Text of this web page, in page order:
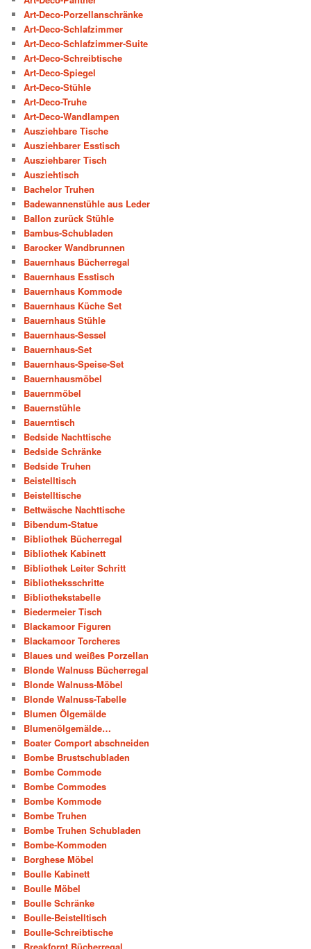
Art-Deco-Porzellanschränke
Art-Deco-Schlafzimmer
Art-Deco-Schlafzimmer-Suite
Art-Deco-Schreibtische
Art-Deco-Spiegel
Art-Deco-Stühle
Art-Deco-Truhe
Art-Deco-Wandlampen
Ausziehbare Tische
Ausziehbarer Esstisch
Ausziehbarer Tisch
Ausziehtisch
Bachelor Truhen
Badewannenstühle aus Leder
Ballon zurück Stühle
Bambus-Schubladen
Barocker Wandbrunnen
Bauernhaus Bücherregal
Bauernhaus Esstisch
Bauernhaus Kommode
Bauernhaus Küche Set
Bauernhaus Stühle
Bauernhaus-Sessel
Bauernhaus-Set
Bauernhaus-Speise-Set
Bauernhausmöbel
Bauernmöbel
Bauernstühle
Bauerntisch
Bedside Nachttische
Bedside Schränke
Bedside Truhen
Beistelltisch
Beistelltische
Bettwäsche Nachttische
Bibendum-Statue
Bibliothek Bücherregal
Bibliothek Kabinett
Bibliothek Leiter Schritt
Bibliotheksschritte
Bibliothekstabelle
Biedermeier Tisch
Blackamoor Figuren
Blackamoor Torcheres
Blaues und weißes Porzellan
Blonde Walnuss Bücherregal
Blonde Walnuss-Möbel
Blonde Walnuss-Tabelle
Blumen Ölgemälde
Blumenölgemälde…
Boater Comport abschneiden
Bombe Brustschubladen
Bombe Commode
Bombe Commodes
Bombe Kommode
Bombe Truhen
Bombe Truhen Schubladen
Bombe-Kommoden
Borghese Möbel
Boulle Kabinett
Boulle Möbel
Boulle Schränke
Boulle-Beistelltisch
Boulle-Schreibtische